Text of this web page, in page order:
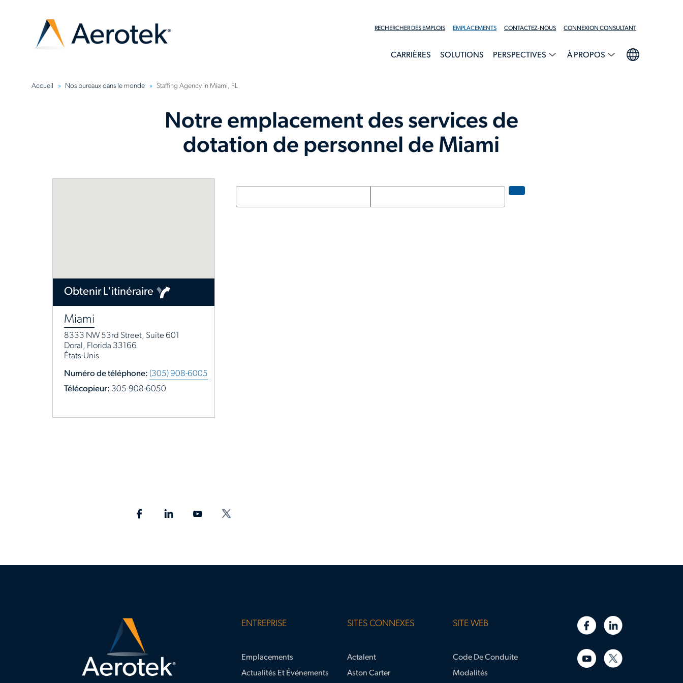
RECHERCHER DES EMPLOIS EMPLACEMENTS CONTACTEZ-NOUS CONNEXION CONSULTANT
CARRIÈRES SOLUTIONS PERSPECTIVES À PROPOS
Accueil Nos bureaux dans le monde Staffing Agency in Miami, FL
Notre emplacement des services de
dotation de personnel de Miami
Miami
8333 NW 53rd Street, Suite 601
Doral, Florida 33166
États-Unis
Numéro de téléphone: (305) 908-6005
Télécopieur: 305-908-6050
Obtenir L'itinéraire
ENTREPRISE
Emplacements
Actualités Et Événements
SITES CONNEXES
Actalent
Aston Carter
SITE WEB
Code De Conduite
Modalités